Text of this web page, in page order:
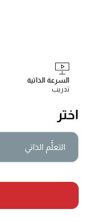
السرعة الذاتية
تدريب
اختر
التعلُّم الذاتي